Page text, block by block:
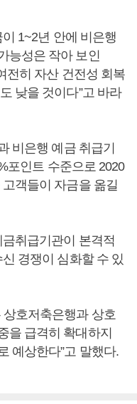
1~2년 안에 비은행
능성은 작아 보인
전히 자산 건전성 회복
낮을 것이다”고 바라
비은행 예금 취급기
포인트 수준으로 2020
객들이 자금을 옮길
취급기관이 본격적
경쟁이 심화할 수 있
상호저축은행과 상호
을 급격히 확대하지
예상한다”고 말했다.